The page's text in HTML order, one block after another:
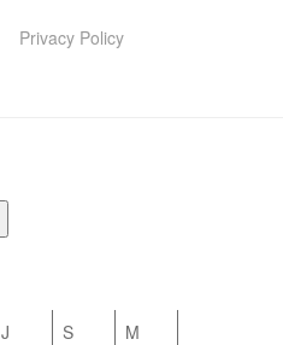
Privacy Policy
J S
M